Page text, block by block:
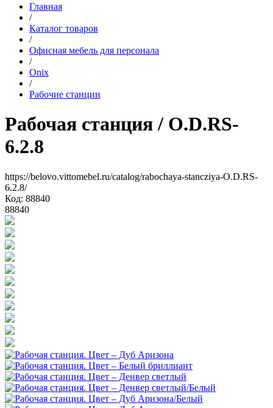
Главная
/
Каталог товаров
/
Офисная мебель для персонала
/
Onix
/
Рабочие станции
Рабочая станция / O.D.RS-
6.2.8
https://belovo.vittomebel.ru/catalog/rabochaya-stancziya-O.D.RS-
6.2.8/
Код: 88840
88840